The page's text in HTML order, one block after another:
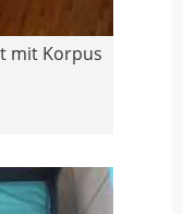
mit Korpus